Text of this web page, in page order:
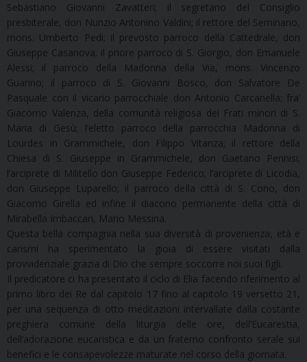
Sebastiano Giovanni Zavatteri; il segretario del Consiglio
presbiterale, don Nunzio Antonino Valdini; il rettore del Seminario,
mons. Umberto Pedi; il prevosto parroco della Cattedrale, don
Giuseppe Casanova; il priore parroco di S. Giorgio, don Emanuele
Alessi; il parroco della Madonna della Via, mons. Vincenzo
Guarino; il parroco di S. Giovanni Bosco, don Salvatore De
Pasquale con il vicario parrocchiale don Antonio Carcanella; fra’
Giacomo Valenza, della comunità religiosa dei Frati minori di S.
Maria di Gesù; l’eletto parroco della parrocchia Madonna di
Lourdes in Grammichele, don Filippo Vitanza; il rettore della
Chiesa di S. Giuseppe in Grammichele, don Gaetano Pennisi;
l’arciprete di Militello don Giuseppe Federico; l’arciprete di Licodia,
don Giuseppe Luparello; il parroco della città di S. Cono, don
Giacomo Girella ed infine il diacono permanente della città di
Mirabella Imbaccari, Mario Messina.
Questa bella compagnia nella sua diversità di provenienza, età e
carismi ha sperimentato la gioia di essere visitati dalla
provvidenziale grazia di Dio che sempre soccorre noi suoi figli.
Il predicatore ci ha presentato il ciclo di Elia facendo riferimento al
primo libro dei Re dal capitolo 17 fino al capitolo 19 versetto 21,
per una sequenza di otto meditazioni intervallate dalla costante
preghiera comune della liturgia delle ore, dell’Eucarestia,
dell’adorazione eucaristica e da un fraterno confronto serale sui
benefici e le consapevolezze maturate nel corso della giornata.